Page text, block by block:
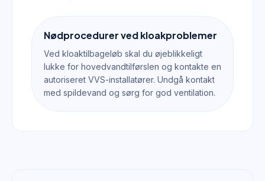
Nødprocedurer ved kloakproblemer
Ved kloaktilbageløb skal du øjeblikkeligt
lukke for hovedvandtilførslen og kontakte en
autoriseret VVS-installatører. Undgå kontakt
med spildevand og sørg for god ventilation.